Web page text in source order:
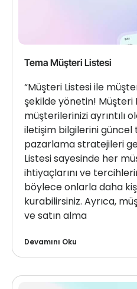
Tema Müşteri Listesi
“Müşteri Listesi ile
şekilde yönetin! Müşteri
müşterilerinizi ayrıntılı
iletişim bilgilerini
pazarlama stratejileri
Listesi sayesinde her
ihtiyaçlarını ve
böylece onlarla daha
kurabilirsiniz. Ayrıca,
ve satın alma
Devamını Oku